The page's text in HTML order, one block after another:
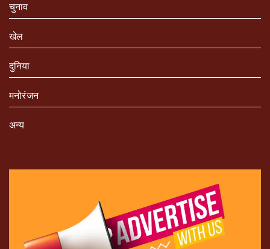
चुनाव
खेल
दुनिया
मनोरंजन
अन्य